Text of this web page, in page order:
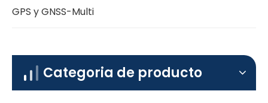
GPS y GNSS-Multi
Categoria de producto